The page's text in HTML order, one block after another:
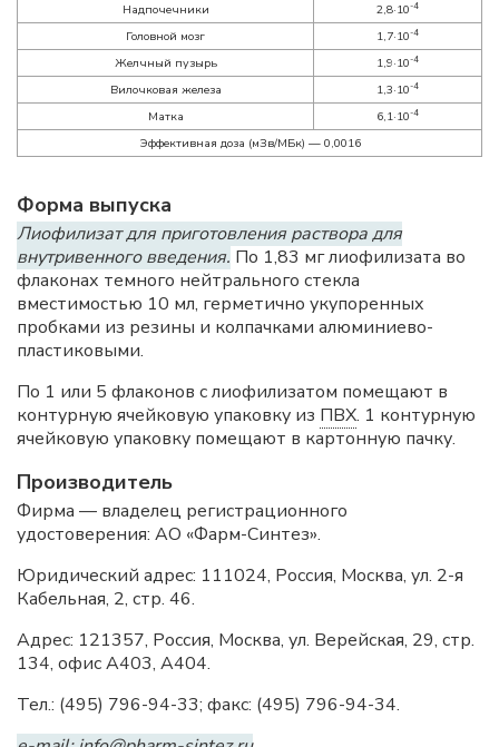
Надпочечники 2,8·10-4
Головной мозг 1,7·10-4
Желчный пузырь 1,9·10-4
Вилочковая железа 1,3·10-4
Матка 6,1·10-4
Эффективная доза (мЗв/МБк) — 0,0016
Форма выпуска
Лиофилизат для приготовления раствора для
внутривенного введения. По 1,83 мг лиофилизата во
флаконах темного нейтрального стекла
вместимостью 10 мл, герметично укупоренных
пробками из резины и колпачками алюминиево-
пластиковыми.
По 1 или 5 флаконов с лиофилизатом помещают в
контурную ячейковую упаковку из ПВХ. 1 контурную
ячейковую упаковку помещают в картонную пачку.
Производитель
Фирма — владелец регистрационного
удостоверения: АО «Фарм-Синтез».
Юридический адрес: 111024, Россия, Москва, ул. 2-я
Кабельная, 2, стр. 46.
Адрес: 121357, Россия, Москва, ул. Верейская, 29, стр.
134, офис А403, А404.
Тел.: (495) 796-94-33; факс: (495) 796-94-34.